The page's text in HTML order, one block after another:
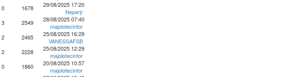
0 1678
29/08/2025 17:20
Neperjr
3 2549
28/08/2025 07:40
majolotecinfor
2 2465
25/08/2025 16:29
VANESSAFSB
2 2228
25/08/2025 12:29
majolotecinfor
0 1860
20/08/2025 10:57
majolotecinfor